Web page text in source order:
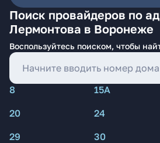
Поиск провайдеров по
Лермонтова в Воронеже
Воспользуйтесь поиском, чтобы
8 15А
20
24
29
30